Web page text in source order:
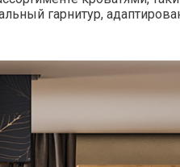
гарнитур,